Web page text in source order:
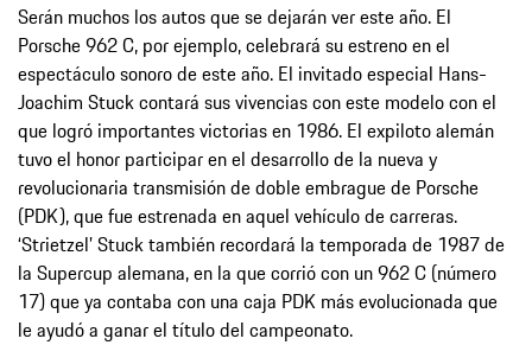
Serán muchos los autos que se dejarán ver este año. El
Porsche 962 C, por ejemplo, celebrará su estreno en el
espectáculo sonoro de este año. El invitado especial Hans-
Joachim Stuck contará sus vivencias con este modelo con el
que logró importantes victorias en 1986. El expiloto alemán
tuvo el honor participar en el desarrollo de la nueva y
revolucionaria transmisión de doble embrague de Porsche
(PDK), que fue estrenada en aquel vehículo de carreras.
‘Strietzel’ Stuck también recordará la temporada de 1987 de
la Supercup alemana, en la que corrió con un 962 C (número
17) que ya contaba con una caja PDK más evolucionada que
le ayudó a ganar el título del campeonato.